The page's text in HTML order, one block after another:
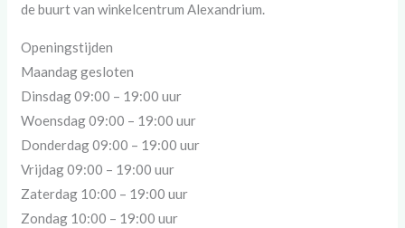
de buurt van winkelcentrum Alexandrium.
Openingstijden
Maandag gesloten
Dinsdag 09:00 – 19:00 uur
Woensdag 09:00 – 19:00 uur
Donderdag 09:00 – 19:00 uur
Vrijdag 09:00 – 19:00 uur
Zaterdag 10:00 – 19:00 uur
Zondag 10:00 – 19:00 uur